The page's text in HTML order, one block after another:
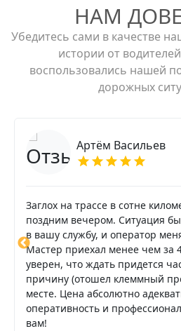
НАМ
Убедитесь сами в качестве
истории от
воспользовались нашей
дорожных
Артём Васильев
Заглох на трассе в сотне
поздним вечером. Ситуация
в вашу службу, и оператор
Мастер приехал менее чем за
уверен, что ждать придется
причину (отошел клеммный
месте. Цена абсолютно
оперативность и
вам!